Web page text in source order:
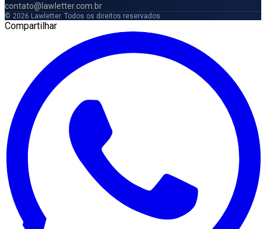
contato@lawletter.com.br
© 2026 Lawletter. Todos os direitos reservados.
Compartilhar